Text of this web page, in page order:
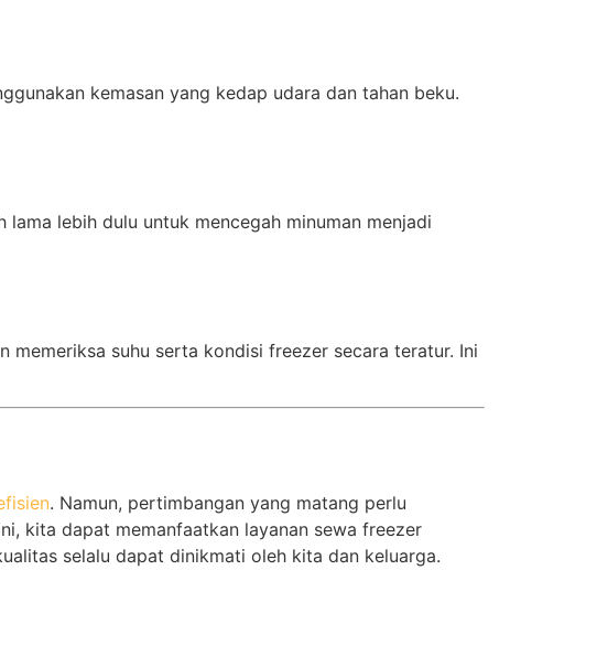
kemasan yang kedap udara dan tahan beku.
lama lebih dulu untuk mencegah minuman menjadi
memeriksa suhu serta kondisi freezer secara teratur. Ini
. Namun, pertimbangan yang matang perlu
kita dapat memanfaatkan layanan sewa freezer
selalu dapat dinikmati oleh kita dan keluarga.